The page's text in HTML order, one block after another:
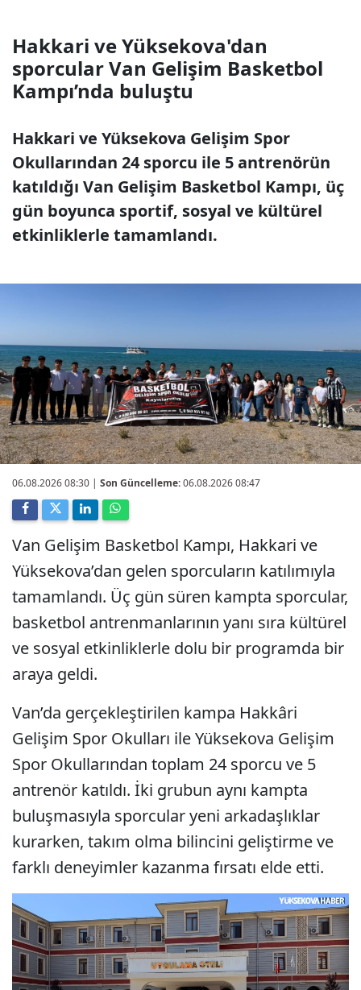
Hakkari ve Yüksekova'dan
sporcular Van Gelişim Basketbol
Kampı’nda buluştu
Hakkari ve Yüksekova Gelişim Spor
Okullarından 24 sporcu ile 5 antrenörün
katıldığı Van Gelişim Basketbol Kampı, üç
gün boyunca sportif, sosyal ve kültürel
etkinliklerle tamamlandı.
06.08.2026 08:30 | Son Güncelleme:06.08.2026 08:47
Van Gelişim Basketbol Kampı, Hakkari ve
Yüksekova’dan gelen sporcuların katılımıyla
tamamlandı. Üç gün süren kampta sporcular,
basketbol antrenmanlarının yanı sıra kültürel
ve sosyal etkinliklerle dolu bir programda bir
araya geldi.
Van’da gerçekleştirilen kampa Hakkâri
Gelişim Spor Okulları ile Yüksekova Gelişim
Spor Okullarından toplam 24 sporcu ve 5
antrenör katıldı. İki grubun aynı kampta
buluşmasıyla sporcular yeni arkadaşlıklar
kurarken, takım olma bilincini geliştirme ve
farklı deneyimler kazanma fırsatı elde etti.